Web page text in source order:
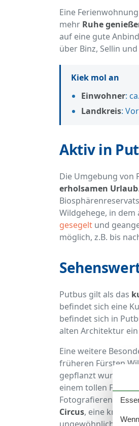
Eine
mehr Ruhe
auf eine gute
über Binz, Sellin
Kiek mol an
Einwohner:
Landkreis:
Aktiv in
Die Umgebung von
erholsamen Urlaub
Wildgehege, in dem
gesegelt und
möglich, z.B. bis
Putbus gilt als das
befindet sich eine
befindet sich in
alten Architektur
Eine weitere
früheren Fürsten
gepflanzt wurden.
einem tollen
Fotografieren oder
Circus, eine